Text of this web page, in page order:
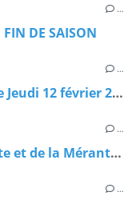
…
DE SAISON
…
Rappel : Assemblée Générale Mixte Jeudi 12 février 2026
…
Rappel randonnée Vallée de l'Yvette et de la Mérantaise
…